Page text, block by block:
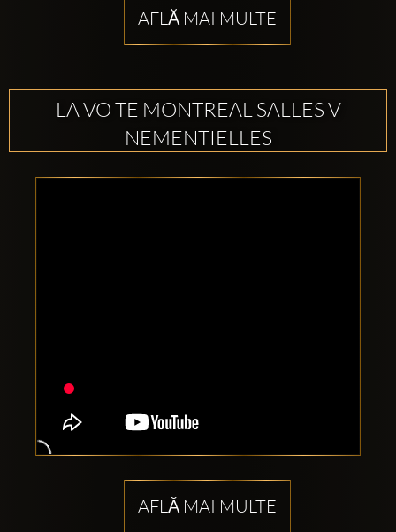
AFLĂ MAI MULTE
LA VO TE MONTREAL SALLES V
NEMENTIELLES
AFLĂ MAI MULTE